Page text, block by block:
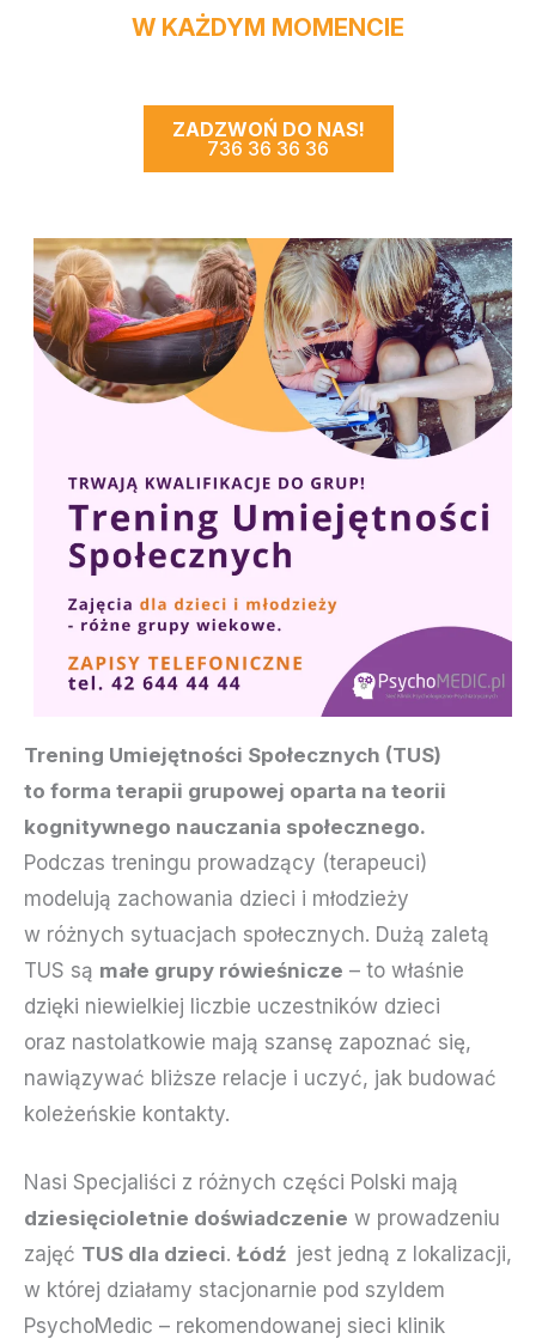
W KAŻDYM MOMENCIE
ZADZWOŃ DO NAS!
736 36 36 36
Trening Umiejętności Społecznych (TUS)
to forma terapii grupowej oparta na teorii
kognitywnego nauczania społecznego.
Podczas treningu prowadzący (terapeuci)
modelują zachowania dzieci i młodzieży
w różnych sytuacjach społecznych. Dużą zaletą
TUS są małe grupy rówieśnicze – to właśnie
dzięki niewielkiej liczbie uczestników dzieci
oraz nastolatkowie mają szansę zapoznać się,
nawiązywać bliższe relacje i uczyć, jak budować
koleżeńskie kontakty.
Nasi Specjaliści z różnych części Polski mają
dziesięcioletnie doświadczenie w prowadzeniu
zajęć TUS dla dzieci. Łódź jest jedną z lokalizacji,
w której działamy stacjonarnie pod szyldem
PsychoMedic – rekomendowanej sieci klinik